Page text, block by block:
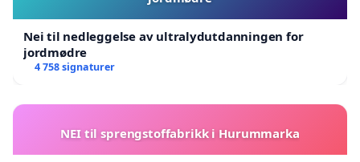
Nei til nedleggelse av ultralydutdanningen for
jordmødre
4 758 signaturer
NEI til sprengstoffabrikk i Hurummarka